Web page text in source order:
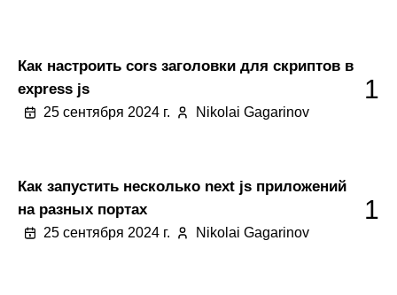
Как настроить cors заголовки для скриптов в
express js
25 сентября 2024 г. Nikolai Gagarinov
1
Как запустить несколько next js приложений
на разных портах
25 сентября 2024 г. Nikolai Gagarinov
1